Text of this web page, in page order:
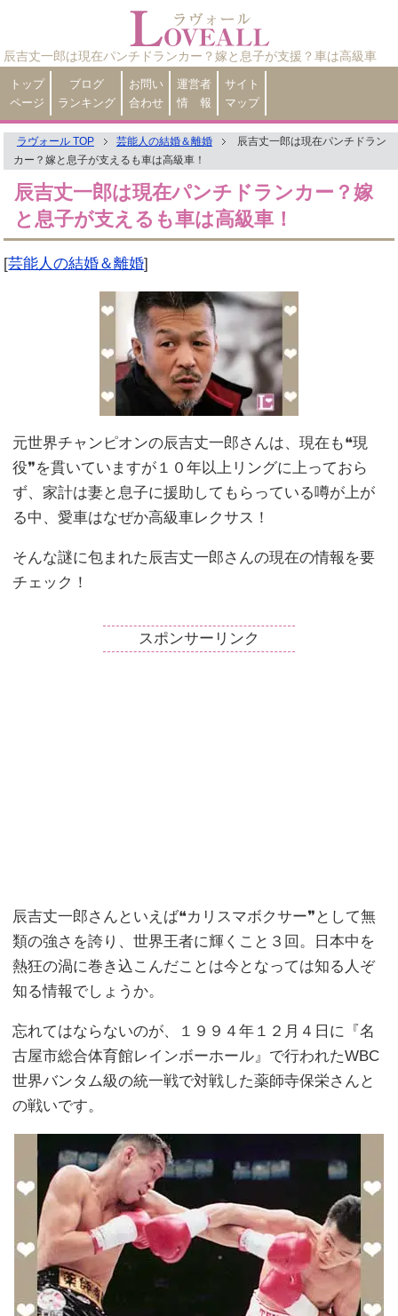
辰吉丈一郎は現在パンチドランカー？嫁と息子が支援？車は高級車
トップ
ページ
ブログ
ランキング
お問い
合わせ
運営者
情 報
サイト
マップ
ラヴォール TOP 芸能人の結婚＆離婚
辰吉丈一郎は現在パンチドラン
カー？嫁と息子が支えるも車は高級車！
辰吉丈一郎は現在パンチドランカー？嫁
と息子が支えるも車は高級車！
[芸能人の結婚＆離婚]
元世界チャンピオンの辰吉丈一郎さんは、現在も❝現
役❞を貫いていますが１０年以上リングに上っておら
ず、家計は妻と息子に援助してもらっている噂が上が
る中、愛車はなぜか高級車レクサス！
そんな謎に包まれた辰吉丈一郎さんの現在の情報を要
チェック！
スポンサーリンク
辰吉丈一郎さんといえば❝カリスマボクサー❞として無
類の強さを誇り、世界王者に輝くこと３回。日本中を
熱狂の渦に巻き込こんだことは今となっては知る人ぞ
知る情報でしょうか。
忘れてはならないのが、１９９４年１２月４日に『名
古屋市総合体育館レインボーホール』で行われたWBC
世界バンタム級の統一戦で対戦した薬師寺保栄さんと
の戦いです。